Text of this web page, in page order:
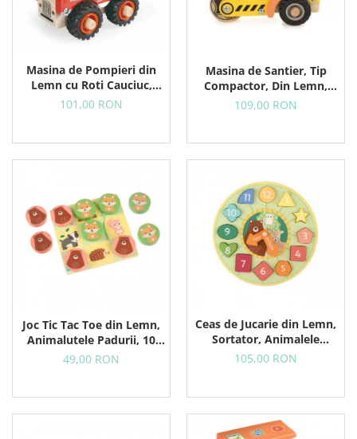
Masina de Pompieri din
Lemn cu Roti Cauciuc,
Rosie
101,00 RON
Masina de Santier, Tip
Compactor, Din Lemn,
Galbena
109,00 RON
Joc Tic Tac Toe din Lemn,
Animalutele Padurii, 10
Piese in Punga Textila
49,00 RON
Ceas de Jucarie din Lemn,
Sortator, Animalele
Padurii
105,00 RON